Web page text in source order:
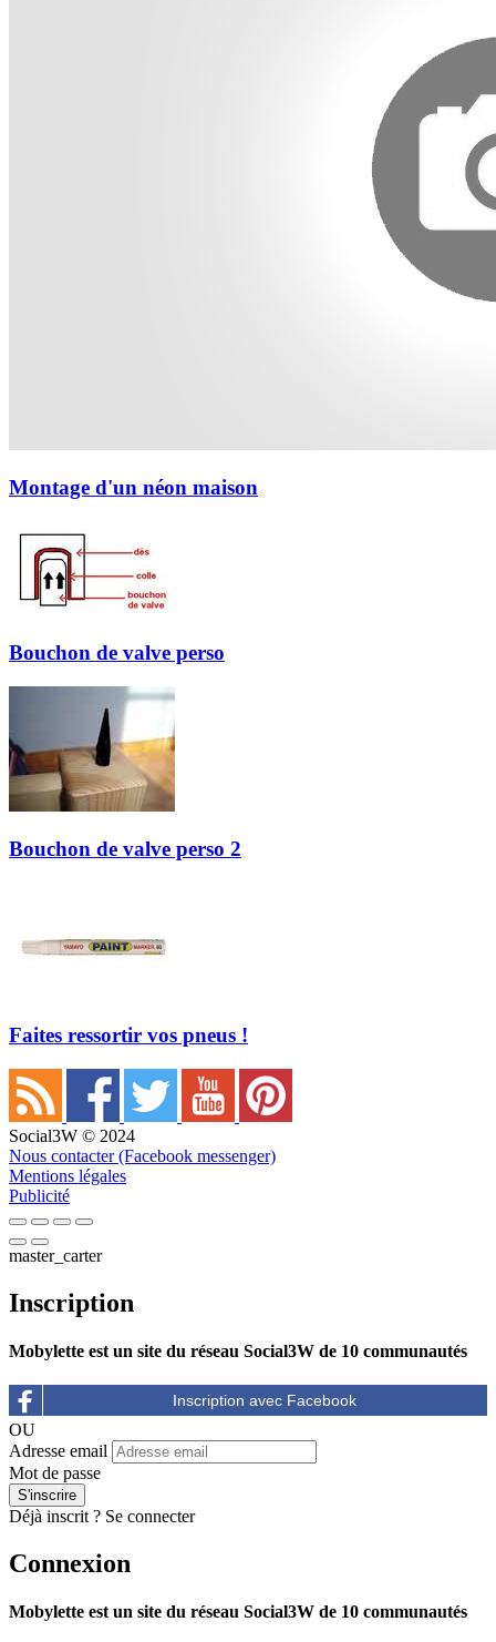
Montage d'un néon maison
Bouchon de valve perso
Bouchon de valve perso 2
Faites ressortir vos pneus !
Social3W © 2024
Nous contacter (Facebook messenger)
Mentions légales
Publicité
master_carter
Inscription
Mobylette est un site du réseau Social3W de 10 communautés
OU
Adresse email
Mot de passe
Déjà inscrit ? Se connecter
Connexion
Mobylette est un site du réseau Social3W de 10 communautés